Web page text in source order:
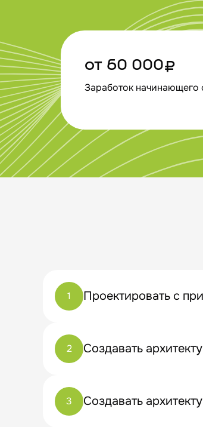
от 60 000₽
Заработок начинающего
1 Проектировать с
2 Создавать
3 Создавать